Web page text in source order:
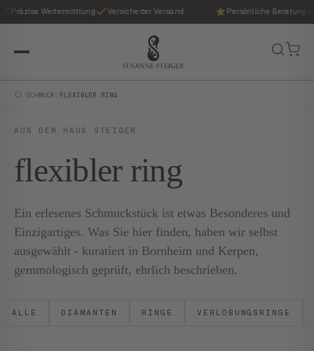
Präzise Wertermittlung Versicherter Versand Persönliche Beratung
SCHMUCK FLEXIBLER RING
AUS DEM HAUS STEIGER
flexibler ring
Ein erlesenes Schmuckstück ist etwas Besonderes und
Einzigartiges. Was Sie hier finden, haben wir selbst
ausgewählt - kuratiert in Bornheim und Kerpen,
gemmologisch geprüft, ehrlich beschrieben.
ALLE DIAMANTEN RINGE VERLOBUNGSRINGE